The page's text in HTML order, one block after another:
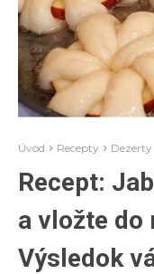
Úvod Recepty Dezerty
Recept:
a vložte do
Výsledok